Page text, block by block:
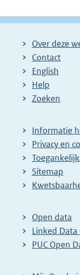
Over deze
Contact
English
Help
Zoeken
Informatie
Privacy en
Sitemap
E
t
e
r
Open data
Linked Data
PUC Open